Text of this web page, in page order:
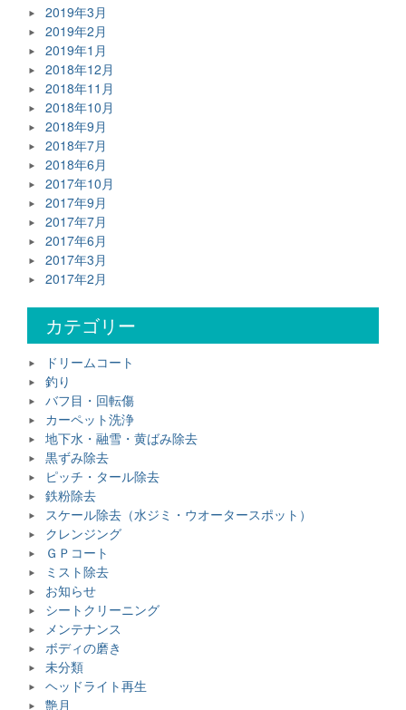
2019年3月
2019年2月
2019年1月
2018年12月
2018年11月
2018年10月
2018年9月
2018年7月
2018年6月
2017年10月
2017年9月
2017年7月
2017年6月
2017年3月
2017年2月
カテゴリー
ドリームコート
釣り
バフ目・回転傷
カーペット洗浄
地下水・融雪・黄ばみ除去
黒ずみ除去
ピッチ・タール除去
鉄粉除去
スケール除去（水ジミ・ウオータースポット）
クレンジング
ＧＰコート
ミスト除去
お知らせ
シートクリーニング
メンテナンス
ボディの磨き
未分類
ヘッドライト再生
艶月